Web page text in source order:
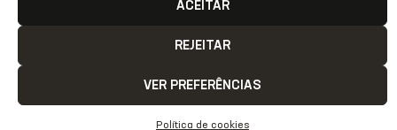
ACEITAR
REJEITAR
VER PREFERÊNCIAS
Política de cookies